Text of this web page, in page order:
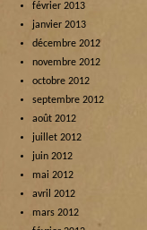
février 2013
janvier 2013
décembre 2012
novembre 2012
octobre 2012
septembre 2012
août 2012
juillet 2012
juin 2012
mai 2012
avril 2012
mars 2012